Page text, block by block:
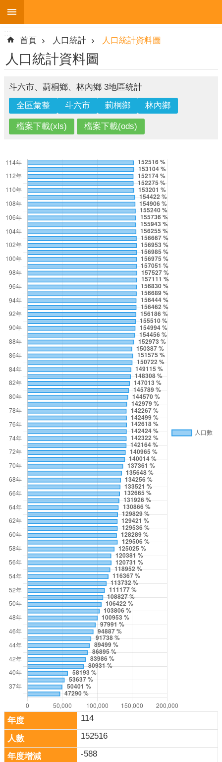
跳到主要內容區塊
進
階
機
簡
便
民
服
務
人
口
統
計
最
新
消
息
公
開
資
主
題
專
民
意
相
關
結
網
站
導
檢
索
相
關
結
雲
林
縣
戶
政
:::
首頁 人口統計 人口統計資料圖
人口統計資料圖
斗六市、莿桐鄉、林內鄉 3地區統計
114
152516
-588